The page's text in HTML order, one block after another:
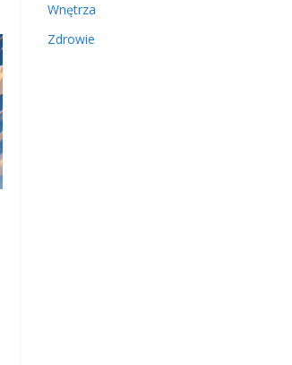
Wnętrza
Zdrowie